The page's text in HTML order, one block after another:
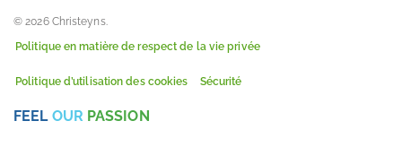
© 2026 Christeyns.
Politique en matière de respect de la vie privée
Politique d’utilisation des cookies Sécurité
FEEL OUR PASSION